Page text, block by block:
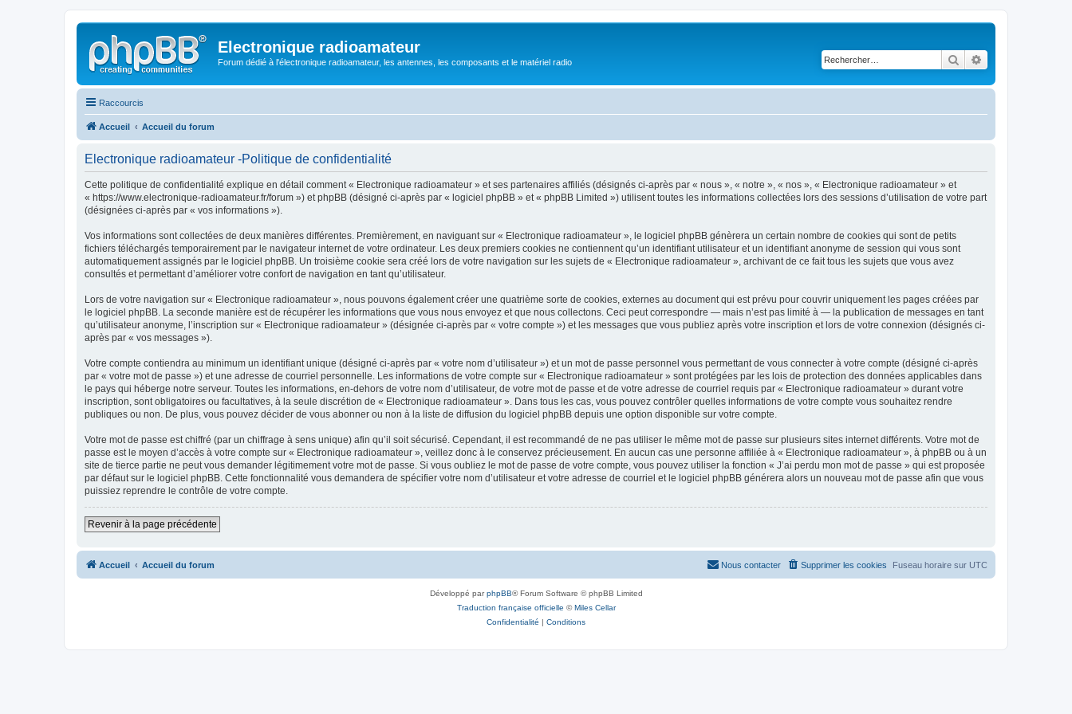
Electronique radioamateur
Forum dédié à l'électronique radioamateur, les antennes, les composants et le matériel radio Rechercher
Raccourcis
Accueil Accueil du forum
Electronique radioamateur -Politique de confidentialité
Cette politique de confidentialité explique en détail comment « Electronique radioamateur » et ses partenaires affiliés (désignés ci-après par « nous », « notre », « nos », « Electronique radioamateur » et
« https://www.electronique-radioamateur.fr/forum ») et phpBB (désigné ci-après par « logiciel phpBB » et « phpBB Limited ») utilisent toutes les informations collectées lors des sessions d’utilisation de votre part
(désignées ci-après par « vos informations »).
Vos informations sont collectées de deux manières différentes. Premièrement, en naviguant sur « Electronique radioamateur », le logiciel phpBB génèrera un certain nombre de cookies qui sont de petits
fichiers téléchargés temporairement par le navigateur internet de votre ordinateur. Les deux premiers cookies ne contiennent qu’un identifiant utilisateur et un identifiant anonyme de session qui vous sont
automatiquement assignés par le logiciel phpBB. Un troisième cookie sera créé lors de votre navigation sur les sujets de « Electronique radioamateur », archivant de ce fait tous les sujets que vous avez
consultés et permettant d’améliorer votre confort de navigation en tant qu’utilisateur.
Lors de votre navigation sur « Electronique radioamateur », nous pouvons également créer une quatrième sorte de cookies, externes au document qui est prévu pour couvrir uniquement les pages créées par
le logiciel phpBB. La seconde manière est de récupérer les informations que vous nous envoyez et que nous collectons. Ceci peut correspondre — mais n’est pas limité à — la publication de messages en tant
qu’utilisateur anonyme, l’inscription sur « Electronique radioamateur » (désignée ci-après par « votre compte ») et les messages que vous publiez après votre inscription et lors de votre connexion (désignés ci-
après par « vos messages »).
Votre compte contiendra au minimum un identifiant unique (désigné ci-après par « votre nom d’utilisateur ») et un mot de passe personnel vous permettant de vous connecter à votre compte (désigné ci-après
par « votre mot de passe ») et une adresse de courriel personnelle. Les informations de votre compte sur « Electronique radioamateur » sont protégées par les lois de protection des données applicables dans
le pays qui héberge notre serveur. Toutes les informations, en-dehors de votre nom d’utilisateur, de votre mot de passe et de votre adresse de courriel requis par « Electronique radioamateur » durant votre
inscription, sont obligatoires ou facultatives, à la seule discrétion de « Electronique radioamateur ». Dans tous les cas, vous pouvez contrôler quelles informations de votre compte vous souhaitez rendre
publiques ou non. De plus, vous pouvez décider de vous abonner ou non à la liste de diffusion du logiciel phpBB depuis une option disponible sur votre compte.
Votre mot de passe est chiffré (par un chiffrage à sens unique) afin qu’il soit sécurisé. Cependant, il est recommandé de ne pas utiliser le même mot de passe sur plusieurs sites internet différents. Votre mot de
passe est le moyen d’accès à votre compte sur « Electronique radioamateur », veillez donc à le conservez précieusement. En aucun cas une personne affiliée à « Electronique radioamateur », à phpBB ou à un
site de tierce partie ne peut vous demander légitimement votre mot de passe. Si vous oubliez le mot de passe de votre compte, vous pouvez utiliser la fonction « J’ai perdu mon mot de passe » qui est proposée
par défaut sur le logiciel phpBB. Cette fonctionnalité vous demandera de spécifier votre nom d’utilisateur et votre adresse de courriel et le logiciel phpBB générera alors un nouveau mot de passe afin que vous
puissiez reprendre le contrôle de votre compte.
Revenir à la page précédente
Accueil Accueil du forum Fuseau horaire sur UTC
Supprimer les cookies
Nous contacter
Développé parphpBB® Forum Software © phpBB Limited
Traduction française officielle ©Miles Cellar
Confidentialité | Conditions